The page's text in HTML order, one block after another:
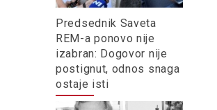
Predsednik Saveta
REM-a ponovo nije
izabran: Dogovor nije
postignut, odnos snaga
ostaje isti